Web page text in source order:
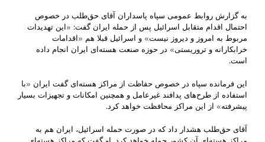
به گزارش روابط عمومی سپاه پاسداران آقای حق‌طلب در خصوص
احتمال اقدام متقابل اسرائیل پس از حمله ایران گفت: «این تهدیدات
مربوط به امروز و دیروز نیست» و اسرائیل قبلا هم «اقدامات
خرابکارانه و تروریستی» در حوزه صنعت هسته‌ای ایران انجام داده
است.
این فرمانده سپاه در خصوص حفاظت از مراکز هسته‌ای گفت ایران «با
استفاده از طرح‌های پدافند غیرعامل و همچنین امکانات و تجهیزات بسیار
پیشرفته» از این مراکز محافظت خواهد کرد.
آقای حق‌طلب هشدار داد که در صورت حمله اسرائیل، ایران هم به